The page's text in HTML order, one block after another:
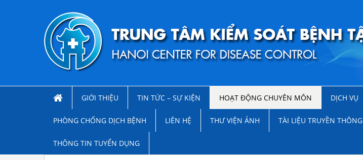
GIỚI THIỆU TIN TỨC – SỰ KIỆN HOẠT ĐỘNG CHUYÊN MÔN DỊCH VỤ
PHÒNG CHỐNG DỊCH BỆNH LIÊN HỆ THƯ VIỆN ẢNH TÀI LIỆU TRUYỀN THÔNG
THÔNG TIN TUYỂN DỤNG